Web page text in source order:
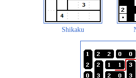
Shikaku